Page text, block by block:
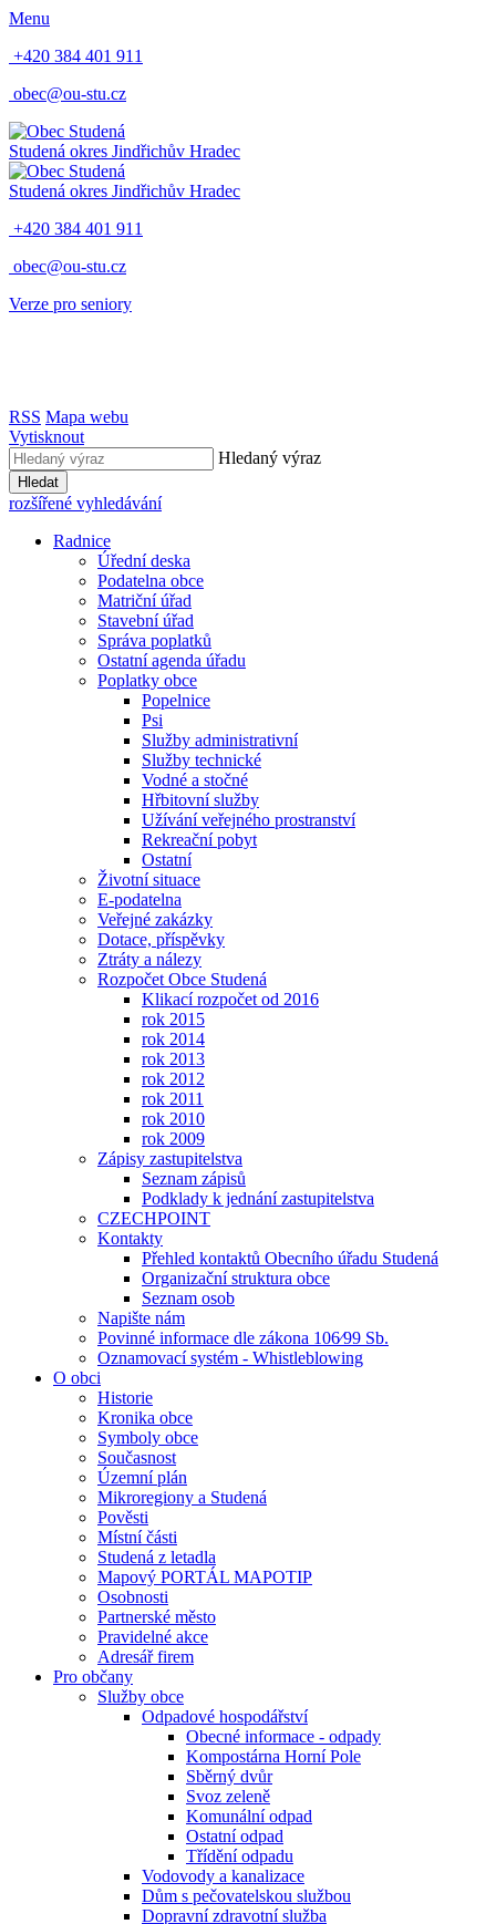
Menu
+420 384 401 911
obec@ou-stu.cz
Studená okres Jindřichův Hradec
Studená okres Jindřichův Hradec
+420 384 401 911
obec@ou-stu.cz
Verze pro seniory
RSS Mapa webu
Vytisknout
Hledaný výraz
Hledat
rozšířené vyhledávání
Radnice
Úřední deska
Podatelna obce
Matriční úřad
Stavební úřad
Správa poplatků
Ostatní agenda úřadu
Poplatky obce
Popelnice
Psi
Služby administrativní
Služby technické
Vodné a stočné
Hřbitovní služby
Užívání veřejného prostranství
Rekreační pobyt
Ostatní
Životní situace
E-podatelna
Veřejné zakázky
Dotace, příspěvky
Ztráty a nálezy
Rozpočet Obce Studená
Klikací rozpočet od 2016
rok 2015
rok 2014
rok 2013
rok 2012
rok 2011
rok 2010
rok 2009
Zápisy zastupitelstva
Seznam zápisů
Podklady k jednání zastupitelstva
CZECHPOINT
Kontakty
Přehled kontaktů Obecního úřadu Studená
Organizační struktura obce
Seznam osob
Napište nám
Povinné informace dle zákona 106⁄99 Sb.
Oznamovací systém - Whistleblowing
O obci
Historie
Kronika obce
Symboly obce
Současnost
Územní plán
Mikroregiony a Studená
Pověsti
Místní části
Studená z letadla
Mapový PORTÁL MAPOTIP
Osobnosti
Partnerské město
Pravidelné akce
Adresář firem
Pro občany
Služby obce
Odpadové hospodářství
Obecné informace - odpady
Kompostárna Horní Pole
Sběrný dvůr
Svoz zeleně
Komunální odpad
Ostatní odpad
Třídění odpadu
Vodovody a kanalizace
Dům s pečovatelskou službou
Dopravní zdravotní služba